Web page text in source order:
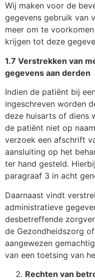
Wij maken voor de
gegevens gebruik van
meer om te
krijgen tot deze
1.7 Verstrekken van
gegevens aan derden
Indien de patiënt bij
ingeschreven worden
deze huisarts of diens
de patiënt niet op
verzoek een afschrift
aansluiting op het
ter hand gesteld.
paragraaf 3 in acht
Daarnaast vindt
administratieve
desbetreffende
de Gezondheidszorg
aangewezen
van een toetsing van
Rechten van